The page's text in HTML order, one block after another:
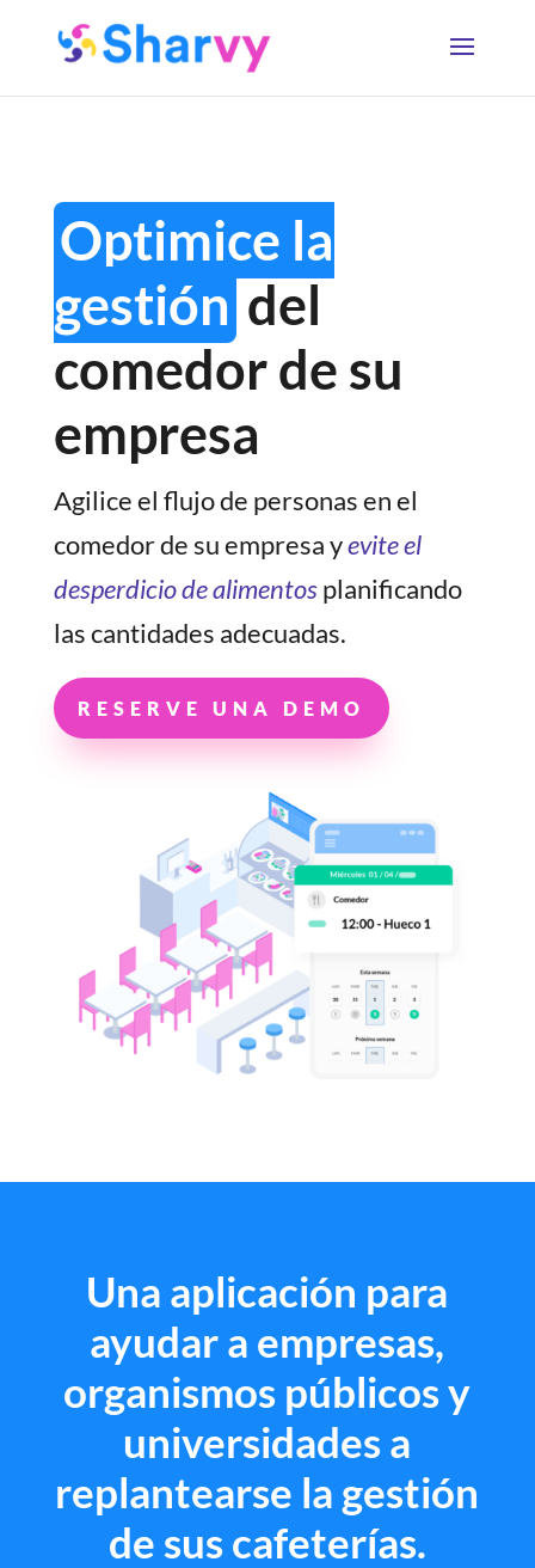
Optimice la
gestión del
comedor de su
empresa
Agilice el flujo de personas en el
comedor de su empresa yevite el
desperdicio de alimentosplanificando
las cantidades adecuadas.
RESERVE UNA DEMO
Una aplicación para
ayudar a empresas,
organismos públicos y
universidades a
replantearse la gestión
de sus cafeterías.